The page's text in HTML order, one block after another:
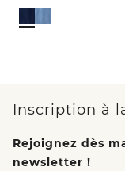
Inscription à
Rejoignez dès
newsletter !